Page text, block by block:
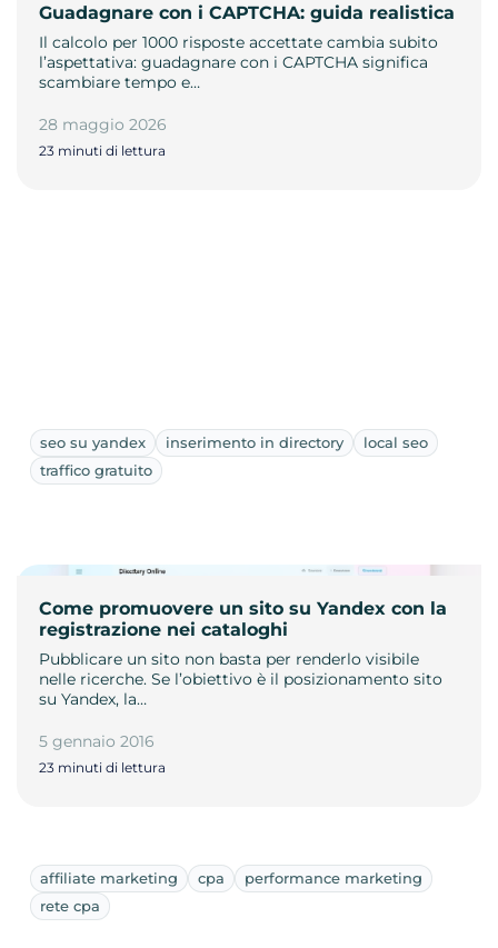
Guadagnare con i CAPTCHA: guida realistica
Il calcolo per 1000 risposte accettate cambia subito
l’aspettativa: guadagnare con i CAPTCHA significa
scambiare tempo e…
28 maggio 2026
23 minuti di lettura
seo su yandex inserimento in directory
local seo
traffico gratuito
Come promuovere un sito su Yandex con la
registrazione nei cataloghi
Pubblicare un sito non basta per renderlo visibile
nelle ricerche. Se l’obiettivo è il posizionamento sito
su Yandex, la…
5 gennaio 2016
23 minuti di lettura
affiliate marketing cpa
performance marketing
rete cpa